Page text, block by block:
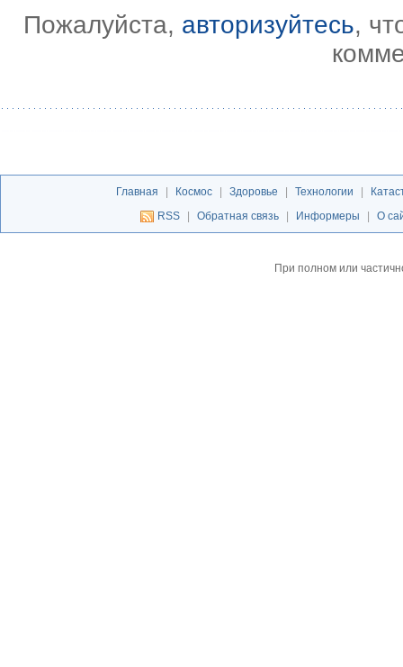
Пожалуйста, авторизуйтесь,
Главная | Космос | Здоровье | Технологии |
RSS
| Обратная связь | Информеры | О
При полном или